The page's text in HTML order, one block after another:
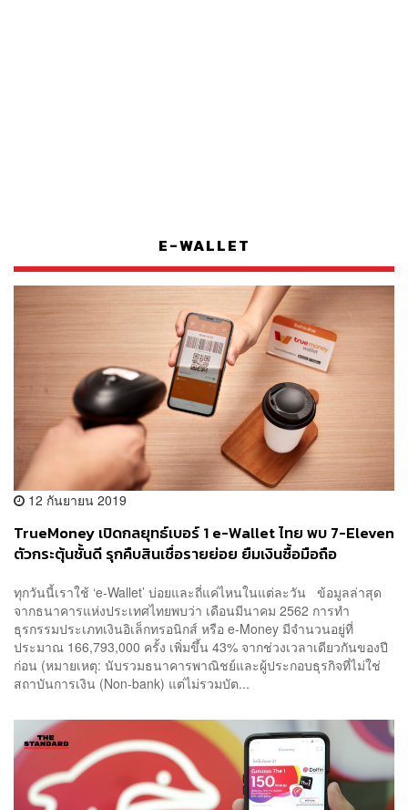
E-WALLET
12 กันยายน 2019
TrueMoney เปิดกลยุทธ์เบอร์ 1 e-Wallet ไทย พบ 7-Eleven
ตัวกระตุ้นชั้นดี รุกคืบสินเชื่อรายย่อย ยืมเงินซื้อมือถือ
ทุกวันนี้เราใช้ ‘e-Wallet’ บ่อยและถี่แค่ไหนในแต่ละวัน ข้อมูลล่าสุด
จากธนาคารแห่งประเทศไทยพบว่า เดือนมีนาคม 2562 การทำ
ธุรกรรมประเภทเงินอิเล็กทรอนิกส์ หรือ e-Money มีจำนวนอยู่ที่
ประมาณ 166,793,000 ครั้ง เพิ่มขึ้น 43% จากช่วงเวลาเดียวกันของปี
ก่อน (หมายเหตุ: นับรวมธนาคารพาณิชย์และผู้ประกอบธุรกิจที่ไม่ใช่
สถาบันการเงิน (Non-bank) แต่ไม่รวมบัต...